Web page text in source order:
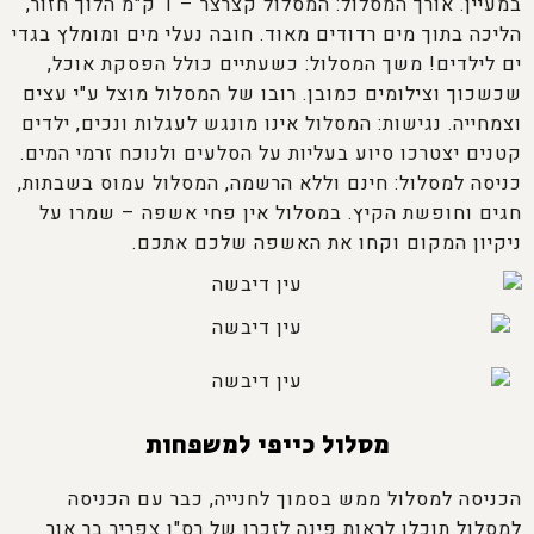
הליכה בתוך מים רדודים מאוד. חובה נעלי מים ומומלץ בגדי
ים לילדים! משך המסלול: כשעתיים כולל הפסקת אוכל,
שכשכוך וצילומים כמובן. רובו של המסלול מוצל ע"י עצים
וצמחייה. נגישות: המסלול אינו מונגש לעגלות ונכים, ילדים
קטנים יצטרכו סיוע בעליות על הסלעים ולנוכח זרמי המים.
כניסה למסלול: חינם וללא הרשמה, המסלול עמוס בשבתות,
חגים וחופשת הקיץ. במסלול אין פחי אשפה – שמרו על
ניקיון המקום וקחו את האשפה שלכם אתכם.
מסלול כייפי למשפחות
הכניסה למסלול ממש בסמוך לחנייה, כבר עם הכניסה